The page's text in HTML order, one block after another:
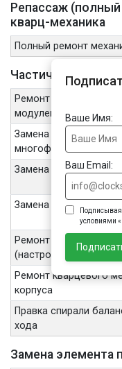
Ваше Имя:
Ваш Email:
условиями
Репассаж
кварц-механика
Полный ремонт
Частичный и
Ремонт механизма
модулем
Замена отдельных
многофункциональных
Замена механизма в
Замена механизма в
Ремонт механизма
(настройка точности
Ремонт кварцевого
корпуса
Правка спирали
хода
Замена элемента